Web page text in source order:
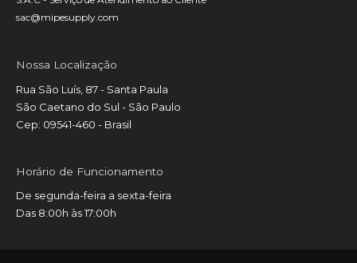
sac@mipesupply.com
Nossa Localização
Rua São Luís, 87 - Santa Paula
São Caetano do Sul - São Paulo
Cep: 09541-460 - Brasil
Horário de Funcionamento
De segunda-feira a sexta-feira
Das 8:00h às 17:00h